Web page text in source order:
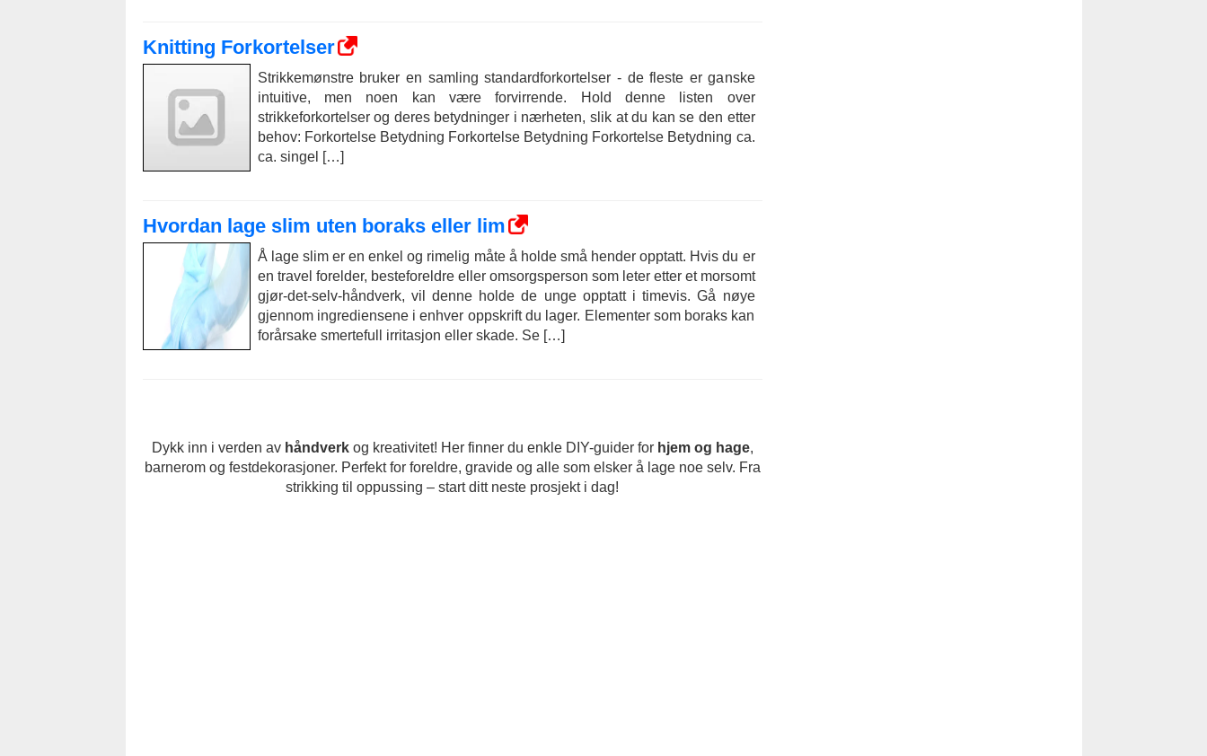
Knitting Forkortelser
Strikkemønstre bruker en samling standardforkortelser - de fleste er ganske
intuitive, men noen kan være forvirrende. Hold denne listen over
strikkeforkortelser og deres betydninger i nærheten, slik at du kan se den etter
behov: Forkortelse Betydning Forkortelse Betydning Forkortelse Betydning ca.
ca. singel […]
Hvordan lage slim uten boraks eller lim
Å lage slim er en enkel og rimelig måte å holde små hender opptatt. Hvis du er
en travel forelder, besteforeldre eller omsorgsperson som leter etter et morsomt
gjør-det-selv-håndverk, vil denne holde de unge opptatt i timevis. Gå nøye
gjennom ingrediensene i enhver oppskrift du lager. Elementer som boraks kan
forårsake smertefull irritasjon eller skade. Se […]
Dykk inn i verden av håndverkog kreativitet! Her finner du enkle DIY-guider for hjem og hage,
barnerom og festdekorasjoner. Perfekt for foreldre, gravide og alle som elsker å lage noe selv. Fra
strikking til oppussing – start ditt neste prosjekt i dag!